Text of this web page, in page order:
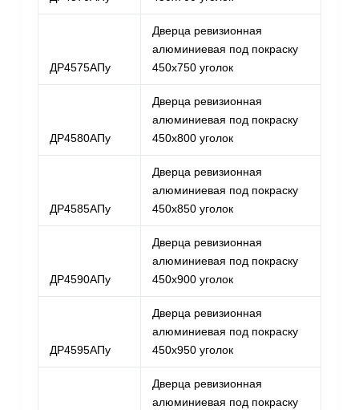
ДР4575АПу
Дверца ревизионная
алюминиевая под покраску
450х750 уголок
ДР4580АПу
Дверца ревизионная
алюминиевая под покраску
450х800 уголок
ДР4585АПу
Дверца ревизионная
алюминиевая под покраску
450х850 уголок
ДР4590АПу
Дверца ревизионная
алюминиевая под покраску
450х900 уголок
ДР4595АПу
Дверца ревизионная
алюминиевая под покраску
450х950 уголок
Дверца ревизионная
алюминиевая под покраску